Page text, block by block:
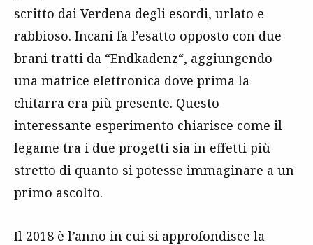
scritto dai Verdena degli esordi, urlato e
rabbioso. Incani fa l’esatto opposto con due
brani tratti da “Endkadenz“, aggiungendo
una matrice elettronica dove prima la
chitarra era più presente. Questo
interessante esperimento chiarisce come il
legame tra i due progetti sia in effetti più
stretto di quanto si potesse immaginare a un
primo ascolto.
Il 2018 è l’anno in cui si approfondisce la